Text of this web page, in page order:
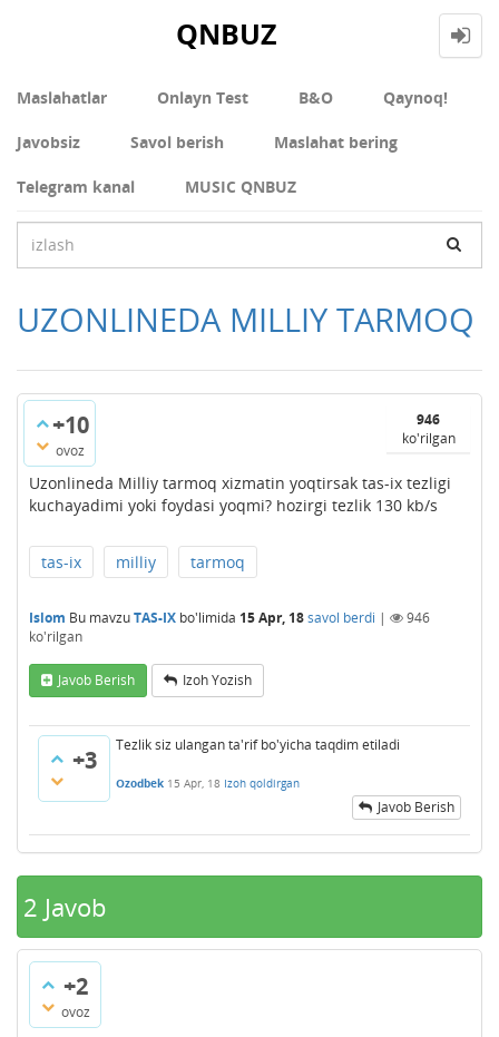
QNBUZ
Maslahatlar Onlayn Test В&О Qaynoq!
Javobsiz Savol berish Maslahat bering
Telegram kanal MUSIC QNBUZ
UZONLINEDA MILLIY TARMOQ
+10
ovoz
946
ko'rilgan
Uzonlineda Milliy tarmoq xizmatin yoqtirsak tas-ix tezligi
kuchayadimi yoki foydasi yoqmi? hozirgi tezlik 130 kb/s
tas-ix milliy tarmoq
Islom Bu mavzuTAS-IX bo'limida 15 Apr, 18savol berdi |
946
ko'rilgan
Javob Berish Izoh Yozish
+3
Tezlik siz ulangan ta'rif bo'yicha taqdim etiladi
Ozodbek 15 Apr, 18 Izoh qoldirgan
Javob Berish
2 Javob
+2
ovoz